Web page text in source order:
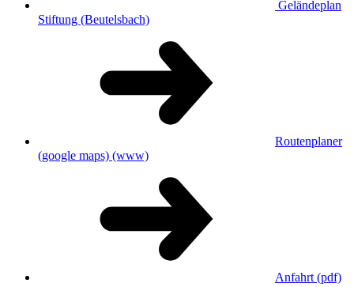
Geländeplan
Stiftung (Beutelsbach)
Routenplaner
(google maps) (www)
Anfahrt (pdf)